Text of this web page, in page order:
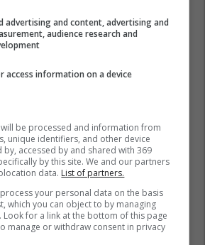
advertising and content, advertising and
audience research and
access information on a device
be processed and information from
unique identifiers, and other device
by, accessed by and shared with 369
by this site. We and our partners
data. List of partners.
your personal data on the basis
which you can object to by managing
for a link at the bottom of this page
manage or withdraw consent in privacy